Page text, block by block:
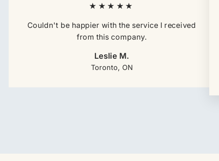
★★★★★
Couldn't be happier with the service I received
from this company.
Leslie M.
Toronto, ON